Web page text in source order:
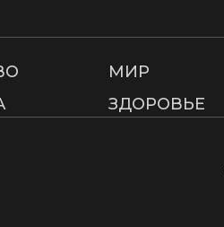
МИР
ЗДОРОВЬЕ